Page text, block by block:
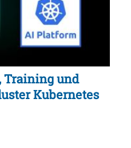
Training und
Kubernetes